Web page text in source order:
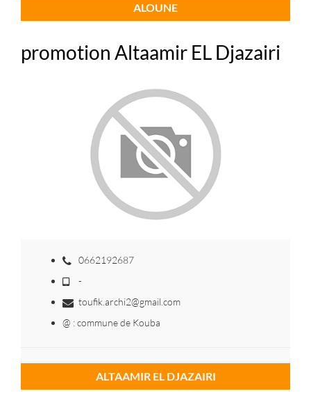
ALOUNE
promotion Altaamir EL Djazairi
0662192687
-
toufik.archi2@gmail.com
@ : commune de Kouba
ALTAAMIR EL DJAZAIRI